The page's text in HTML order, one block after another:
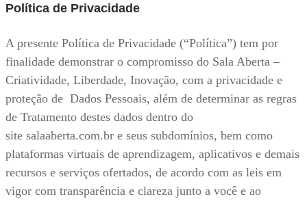
Política de Privacidade
A presente Política de Privacidade (“Política”) tem por
finalidade demonstrar o compromisso do Sala Aberta –
Criatividade, Liberdade, Inovação, com a privacidade e
proteção de Dados Pessoais, além de determinar as regras
de Tratamento destes dados dentro do
site salaaberta.com.br e seus subdomínios, bem como
plataformas virtuais de aprendizagem, aplicativos e demais
recursos e serviços ofertados, de acordo com as leis em
vigor com transparência e clareza junto a você e ao